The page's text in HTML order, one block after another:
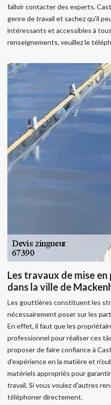
falloir contacter des experts.
genre de travail et sachez qu'il
intéressants et accessibles à
renseignements, veuillez le
Les travaux de mise
dans la ville de
Les gouttières constituent les
nécessairement poser sur les
En effet, il faut que les
professionnel pour réaliser ces
proposer de faire confiance à
d'expérience en la matière et
matériels appropriés pour
travail. Si vous voulez d'autres
téléphoner directement.